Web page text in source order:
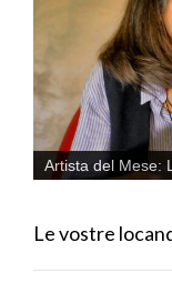
Artista del Mese:
Le vostre